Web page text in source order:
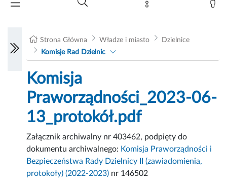
Strona Główna Władze i miasto
Dzielnice
Komisje Rad Dzielnic
Komisja
Praworządności_2023-06-
13_protokół.pdf
Załącznik archiwalny nr 403462, podpięty do
dokumentu archiwalnego: Komisja Praworządności i
Bezpieczeństwa Rady Dzielnicy II (zawiadomienia,
protokoły) (2022-2023) nr 146502